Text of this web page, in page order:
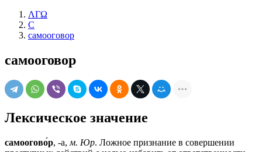
ΛΓΩ
С
самооговор
самооговор
Лексическое значение
самоогово́р, -а, м. Юр. Ложное признание в совершении